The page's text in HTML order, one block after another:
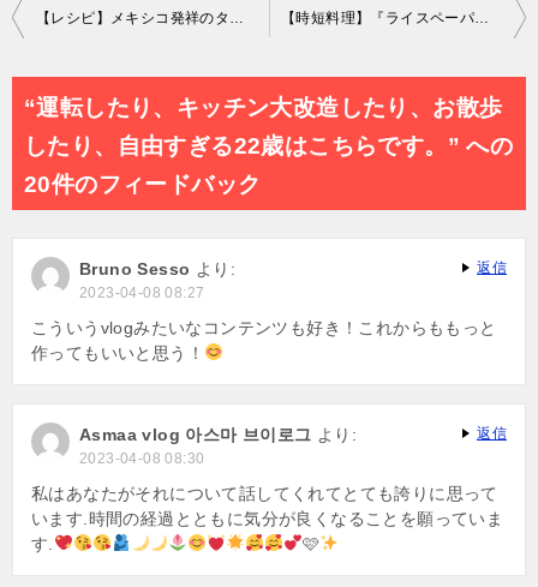
投
ー
ョ
“運転したり、キッチン大改造したり、お散歩
したり、自由すぎる22歳はこちらです。” への
20件のフィードバック
Bruno Sesso より:
2023-04-08 08:27
こういうvlogみたいなコンテンツも好き！これからももっと
作ってもいいと思う！
返信
Asmaa vlog 아스마 브이로그 より:
2023-04-08 08:30
私はあなたがそれについて話してくれてとても誇りに思って
います.時間の経過とともに気分が良くなることを願っていま
す.
🩷
返信